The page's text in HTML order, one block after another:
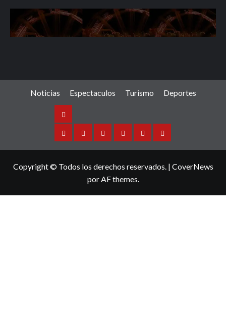
Noticias Espectaculos Turismo Deportes
Noticias
SinaloaNacionalInternacionalEspectaculos
TurismoDeportes
Copyright © Todos los derechos reservados. | CoverNews
por AF themes.